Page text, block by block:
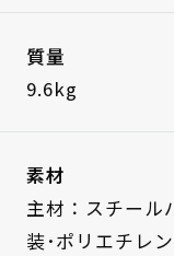
質量
9.6kg
素材
主材：スチール
装･ポリエチレン